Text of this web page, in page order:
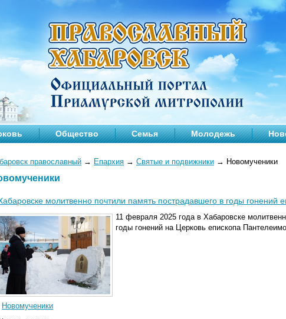
Общество Семья Молодежь
православный → Епархия → Святые и подвижники → Новомученики
молитвенно почтили память пострадавшего в годы гонений
11 февраля 2025 года в Хабаровске
годы гонений на Церковь епископа
Новомученики